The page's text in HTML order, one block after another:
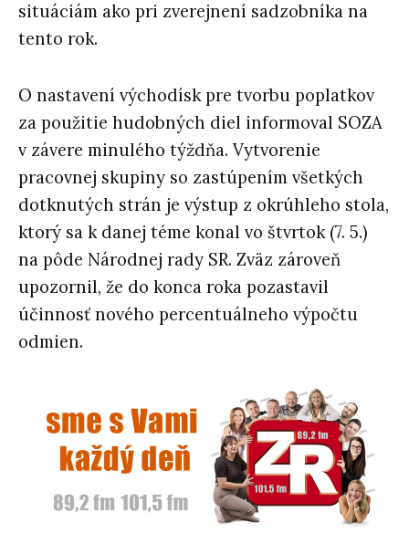
situáciám ako pri zverejnení sadzobníka na
tento rok.
O nastavení východísk pre tvorbu poplatkov
za použitie hudobných diel informoval SOZA
v závere minulého týždňa. Vytvorenie
pracovnej skupiny so zastúpením všetkých
dotknutých strán je výstup z okrúhleho stola,
ktorý sa k danej téme konal vo štvrtok (7. 5.)
na pôde Národnej rady SR. Zväz zároveň
upozornil, že do konca roka pozastavil
účinnosť nového percentuálneho výpočtu
odmien.